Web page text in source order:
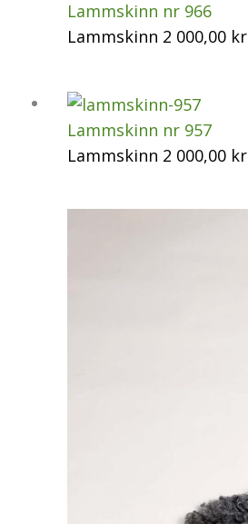
Lammskinn nr 966
Lammskinn 2 000,00 kr
Lammskinn nr 957
Lammskinn 2 000,00 kr